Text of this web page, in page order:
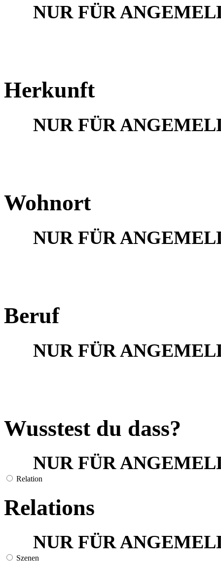
NUR FÜR
Herkunft
NUR FÜR
Wohnort
NUR FÜR
Beruf
NUR FÜR
Wusstest du dass?
NUR FÜR
Relation
Relations
NUR FÜR
Szenen